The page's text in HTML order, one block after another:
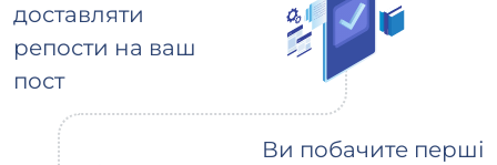
доставляти
репости на ваш
пост
Ви побачите перші